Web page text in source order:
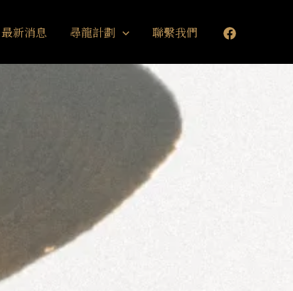
最新消息 尋龍計劃 聯繫我們